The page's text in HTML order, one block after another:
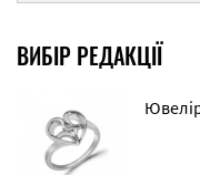
ВИБІР РЕДАКЦІЇ